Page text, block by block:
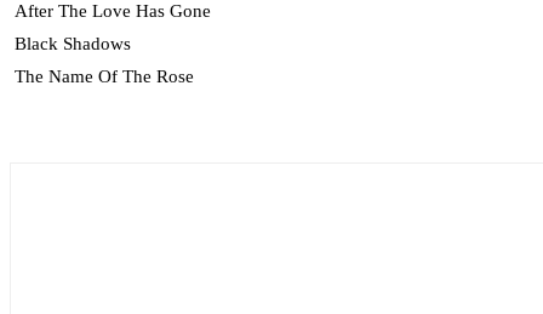
After The Love Has Gone
Black Shadows
The Name Of The Rose